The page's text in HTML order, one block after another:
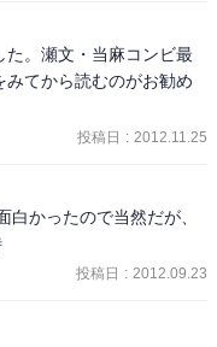
った？記憶が書き換え
た。瀬文・当麻コンビ最
てから読むのがお勧め
投稿日 : 2012.11.25
かったので当然だが、
投稿日 : 2012.09.23